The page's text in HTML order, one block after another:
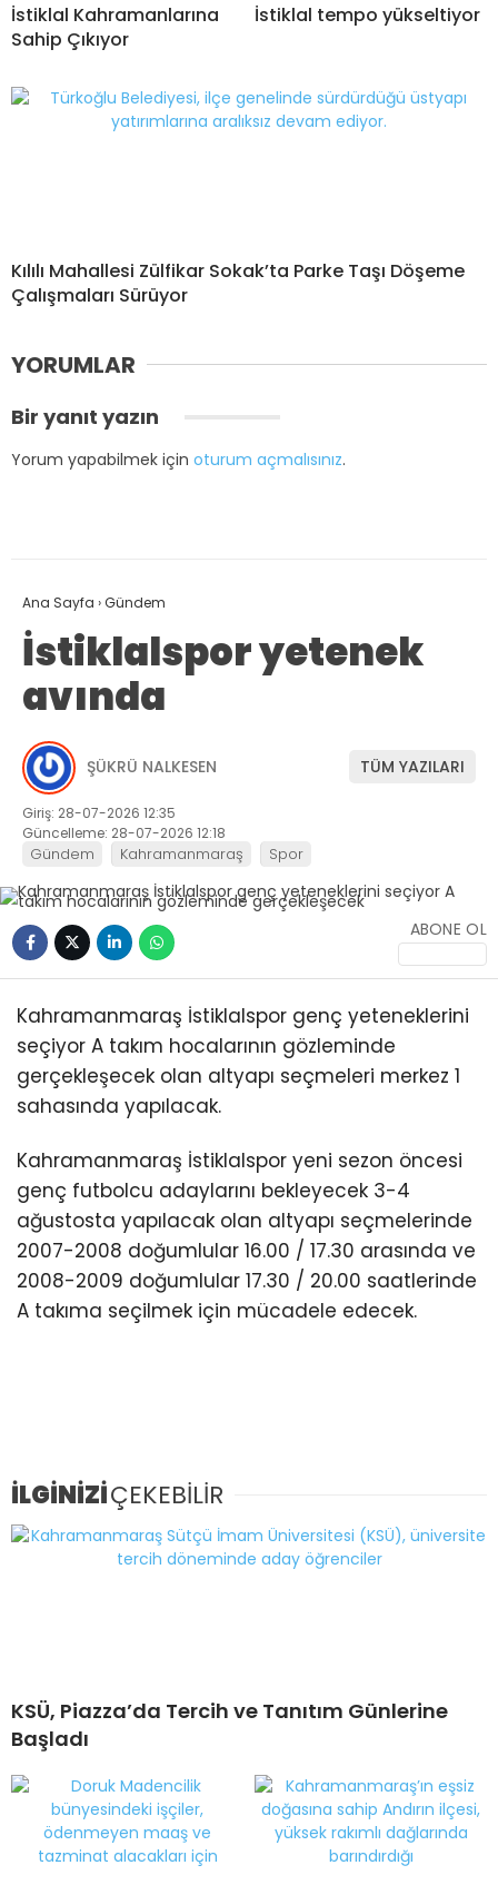
İstiklal Kahramanlarına
Sahip Çıkıyor
İstiklal tempo yükseltiyor
Kılılı Mahallesi Zülfikar Sokak’ta Parke Taşı Döşeme
Çalışmaları Sürüyor
YORUMLAR
Bir yanıt yazın
Yorum yapabilmek için oturum açmalısınız.
Ana Sayfa ›Gündem
İstiklalspor yetenek
avında
ŞÜKRÜ NALKESEN TÜM YAZILARI
Giriş: 28-07-2026 12:35
Güncelleme: 28-07-2026 12:18
Gündem Kahramanmaraş Spor
ABONE OL
Kahramanmaraş İstiklalspor genç yeteneklerini
seçiyor A takım hocalarının gözleminde
gerçekleşecek olan altyapı seçmeleri merkez 1
sahasında yapılacak.
Kahramanmaraş İstiklalspor yeni sezon öncesi
genç futbolcu adaylarını bekleyecek 3-4
ağustosta yapılacak olan altyapı seçmelerinde
2007-2008 doğumlular 16.00 / 17.30 arasında ve
2008-2009 doğumlular 17.30 / 20.00 saatlerinde
A takıma seçilmek için mücadele edecek.
İLGİNİZİÇEKEBİLİR
KSÜ, Piazza’da Tercih ve Tanıtım Günlerine
Başladı